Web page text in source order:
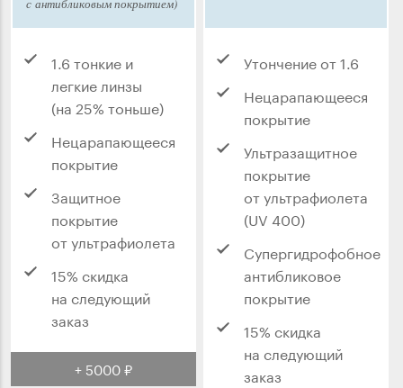
с антибликовым покрытием)
1.6 тонкие и
легкие линзы
(на 25% тоньше)
Нецарапающееся
покрытие
Защитное
покрытие
от ультрафиолета
15% скидка
на следующий
заказ
+ 5000 ₽
Утончение от 1.6
Нецарапающееся
покрытие
Ультразащитное
покрытие
от ультрафиолета
(UV 400)
Супергидрофобное
антибликовое
покрытие
15% скидка
на следующий
заказ